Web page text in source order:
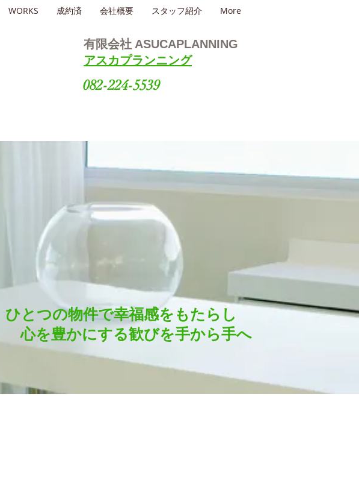
WORKS 成約済 会社概要 スタッフ紹介 More
有限会社 ASUCAPLANNING
アスカプランニング
082-224-5539
ひとつの物件で幸福感をもたらし
心を豊かにする歓びを手から手へ